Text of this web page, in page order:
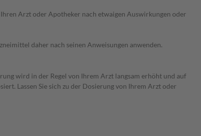
Arzt oder Apotheker nach etwaigen Auswirkungen oder
daher nach seinen Anweisungen anwenden.
wird in der Regel von Ihrem Arzt langsam erhöht und auf
Lassen Sie sich zu der Dosierung von Ihrem Arzt oder